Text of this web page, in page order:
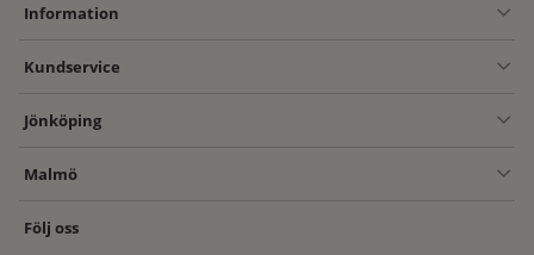
Information
Kundservice
Jönköping
Malmö
Följ oss